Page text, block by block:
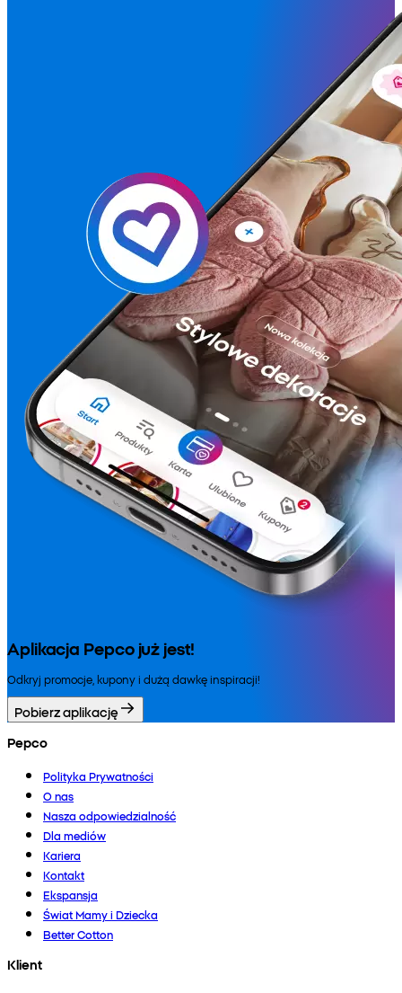
Aplikacja Pepco już jest!
Odkryj promocje, kupony i dużą dawkę inspiracji!
Pobierz aplikację
Pepco
Polityka Prywatności
O nas
Nasza odpowiedzialność
Dla mediów
Kariera
Kontakt
Ekspansja
Świat Mamy i Dziecka
Better Cotton
Klient